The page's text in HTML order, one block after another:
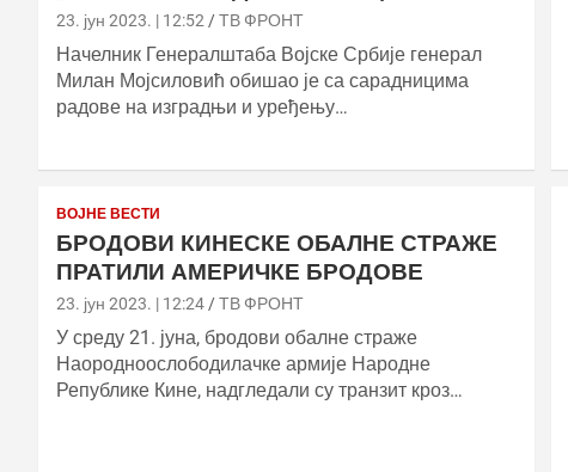
23. јун 2023. | 12:52 ТВ ФРОНТ
Начелник Генералштаба Војске Србије генерал
Милан Мојсиловић обишао је са сарадницима
радове на изградњи и уређењу…
ВОЈНЕ ВЕСТИ
БРОДОВИ КИНЕСКЕ ОБАЛНЕ СТРАЖЕ
ПРАТИЛИ АМЕРИЧКЕ БРОДОВЕ
23. јун 2023. | 12:24 ТВ ФРОНТ
У среду 21. јуна, бродови обалне страже
Наородноослободилачке армије Народне
Републике Кине, надгледали су транзит кроз…